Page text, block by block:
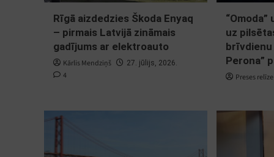
Rīgā aizdedzies Škoda Enyaq
– pirmais Latvijā zināmais
gadījums ar elektroauto
Kārlis Mendziņš 27. jūlijs, 2026.
4
“Omoda”
uz
brīvdienu
Perona”
Preses relīze